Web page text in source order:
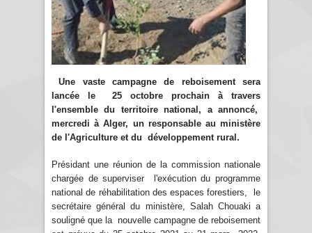
Une vaste campagne de reboisement sera
lancée le 25 octobre prochain à travers
l'ensemble du territoire national, a annoncé,
mercredi à Alger, un responsable au ministère
de l'Agriculture et du développement rural.
Présidant une réunion de la commission nationale
chargée de superviser l'exécution du programme
national de réhabilitation des espaces forestiers, le
secrétaire général du ministère, Salah Chouaki a
souligné que la nouvelle campagne de reboisement